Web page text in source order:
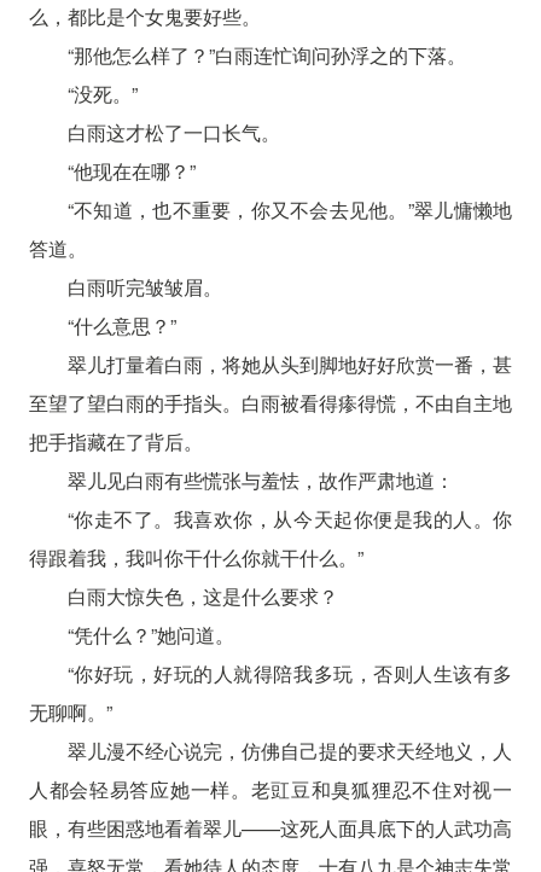
么，都比是个女鬼要好些。
“那他怎么样了？”白雨连忙询问孙浮之的下落。
“没死。”
白雨这才松了一口长气。
“他现在在哪？”
“不知道，也不重要，你又不会去见他。”翠儿慵懒地
答道。
白雨听完皱皱眉。
“什么意思？”
翠儿打量着白雨，将她从头到脚地好好欣赏一番，甚
至望了望白雨的手指头。白雨被看得瘆得慌，不由自主地
把手指藏在了背后。
翠儿见白雨有些慌张与羞怯，故作严肃地道：
“你走不了。我喜欢你，从今天起你便是我的人。你
得跟着我，我叫你干什么你就干什么。”
白雨大惊失色，这是什么要求？
“凭什么？”她问道。
“你好玩，好玩的人就得陪我多玩，否则人生该有多
无聊啊。”
翠儿漫不经心说完，仿佛自己提的要求天经地义，人
人都会轻易答应她一样。老豇豆和臭狐狸忍不住对视一
眼，有些困惑地看着翠儿——这死人面具底下的人武功高
强，喜怒无常，看她待人的态度，十有八九是个神志失常